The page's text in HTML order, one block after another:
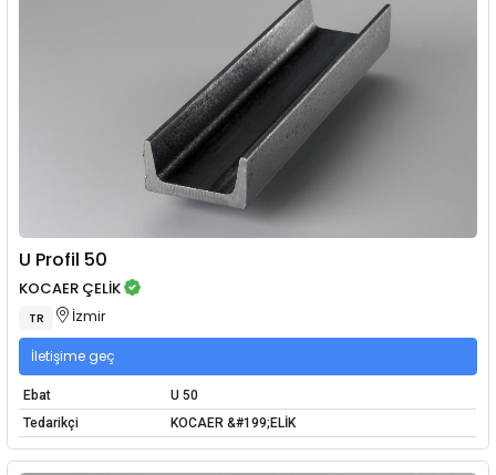
U Profil 50
KOCAER ÇELİK
TR İzmir
İletişime geç
Ebat
U 50
Tedarikçi
KOCAER &#199;ELİK